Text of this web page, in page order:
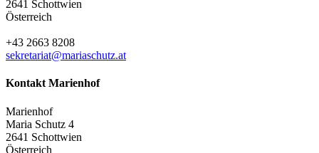
2641 Schottwien
Österreich
+43 2663 8208
sekretariat@mariaschutz.at
Kontakt Marienhof
Marienhof
Maria Schutz 4
2641 Schottwien
Österreich